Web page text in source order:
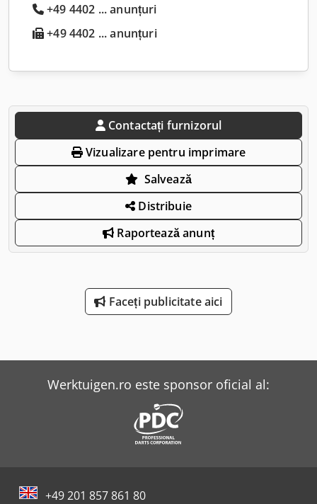
+49 4402 ... anunțuri
+49 4402 ... anunțuri
Contactați furnizorul
Vizualizare pentru imprimare
Salvează
Distribuie
Raportează anunț
Faceți publicitate aici
Werktuigen.ro este sponsor oficial al:
+49 201 857 861 80